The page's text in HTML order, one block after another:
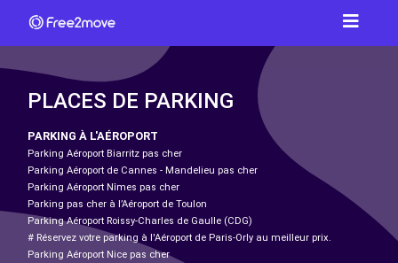
PLACES DE PARKING
PARKING À L'AÉROPORT
Parking Aéroport Biarritz pas cher
Parking Aéroport de Cannes - Mandelieu pas cher
Parking Aéroport Nîmes pas cher
Parking pas cher à l’Aéroport de Toulon
Parking Aéroport Roissy-Charles de Gaulle (CDG)
# Réservez votre parking à l'Aéroport de Paris-Orly au meilleur prix.
Parking Aéroport Nice pas cher